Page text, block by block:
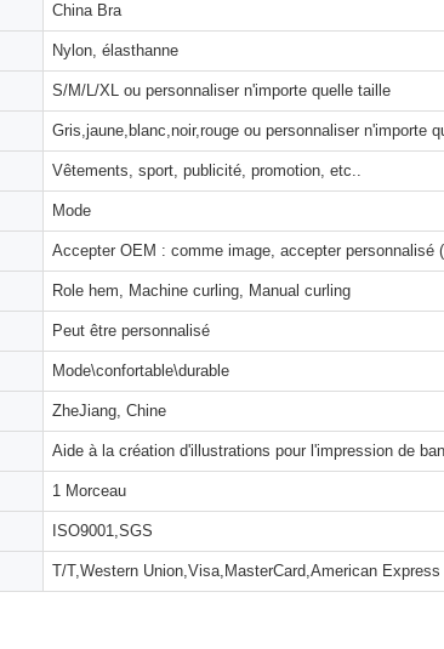
China Bra
Nylon, élasthanne
S/M/L/XL ou personnaliser n'importe quelle taille
Gris,jaune,blanc,noir,rouge ou personnaliser n'importe
Vêtements, sport, publicité, promotion, etc..
Mode
Accepter OEM : comme image, accepter personnalisé
Role hem, Machine curling, Manual curling
Peut être personnalisé
Mode\confortable\durable
ZheJiang, Chine
Aide à la création d'illustrations pour l'impression de
1 Morceau
ISO9001,SGS
T/T,Western Union,Visa,MasterCard,American Express